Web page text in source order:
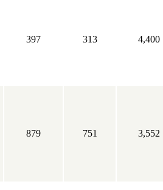
397 313 4,400
879 751 3,552